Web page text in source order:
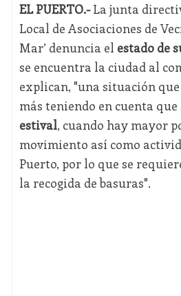
EL PUERTO.-La junta
Local de Asociaciones de
Mar’ denuncia el estado de
se encuentra la ciudad al
explican, "una situación que
más teniendo en cuenta
estival, cuando hay mayor
movimiento así como
Puerto, por lo que se
la recogida de basuras".